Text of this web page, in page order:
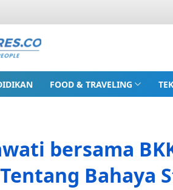
FOOD & TRAVELING
bersama
Bahaya